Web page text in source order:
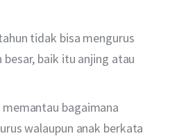
tidak bisa mengurus
baik itu anjing atau
bagaimana
walaupun anak berkata